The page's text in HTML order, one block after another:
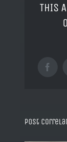
THIS
Post